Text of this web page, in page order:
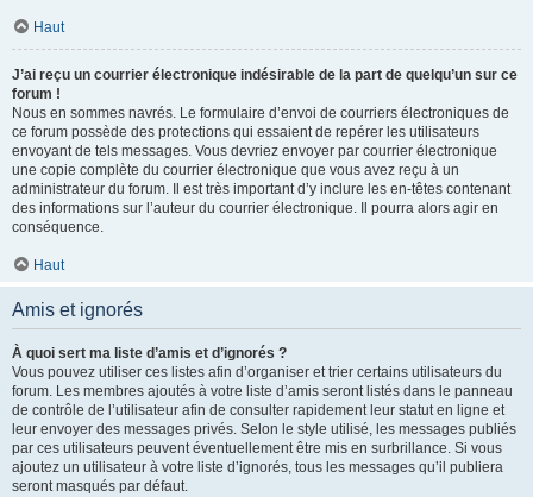
Haut
J’ai reçu un courrier électronique indésirable de la part de quelqu’un sur ce
forum !
Nous en sommes navrés. Le formulaire d’envoi de courriers électroniques de
ce forum possède des protections qui essaient de repérer les utilisateurs
envoyant de tels messages. Vous devriez envoyer par courrier électronique
une copie complète du courrier électronique que vous avez reçu à un
administrateur du forum. Il est très important d’y inclure les en-têtes contenant
des informations sur l’auteur du courrier électronique. Il pourra alors agir en
conséquence.
Haut
Amis et ignorés
À quoi sert ma liste d’amis et d’ignorés ?
Vous pouvez utiliser ces listes afin d’organiser et trier certains utilisateurs du
forum. Les membres ajoutés à votre liste d’amis seront listés dans le panneau
de contrôle de l’utilisateur afin de consulter rapidement leur statut en ligne et
leur envoyer des messages privés. Selon le style utilisé, les messages publiés
par ces utilisateurs peuvent éventuellement être mis en surbrillance. Si vous
ajoutez un utilisateur à votre liste d’ignorés, tous les messages qu’il publiera
seront masqués par défaut.